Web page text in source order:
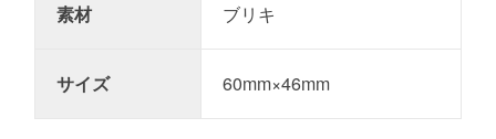
素材 ブリキ
サイズ 60mm×46mm